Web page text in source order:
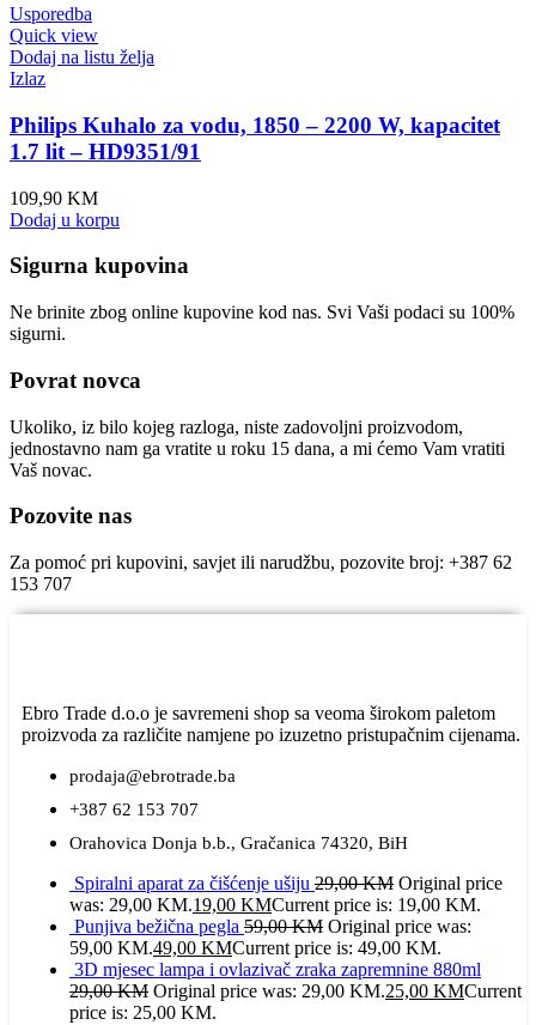
Usporedba
Quick view
Dodaj na listu želja
Izlaz
Philips Kuhalo za vodu, 1850 – 2200 W, kapacitet
1.7 lit – HD9351/91
109,90 KM
Dodaj u korpu
Sigurna kupovina
Ne brinite zbog online kupovine kod nas. Svi Vaši podaci su 100%
sigurni.
Povrat novca
Ukoliko, iz bilo kojeg razloga, niste zadovoljni proizvodom,
jednostavno nam ga vratite u roku 15 dana, a mi ćemo Vam vratiti
Vaš novac.
Pozovite nas
Za pomoć pri kupovini, savjet ili narudžbu, pozovite broj: +387 62
153 707
Ebro Trade d.o.o je savremeni shop sa veoma širokom paletom
proizvoda za različite namjene po izuzetno pristupačnim cijenama.
prodaja@ebrotrade.ba
+387 62 153 707
Orahovica Donja b.b., Gračanica 74320, BiH
Spiralni aparat za čišćenje ušiju 29,00KM Original price
was: 29,00 KM.19,00 KMCurrent price is: 19,00 KM.
Punjiva bežična pegla 59,00KM Original price was:
59,00 KM.49,00 KMCurrent price is: 49,00 KM.
3D mjesec lampa i ovlazivač zraka zapremnine 880ml
29,00KM Original price was: 29,00 KM.25,00 KMCurrent
price is: 25,00 KM.